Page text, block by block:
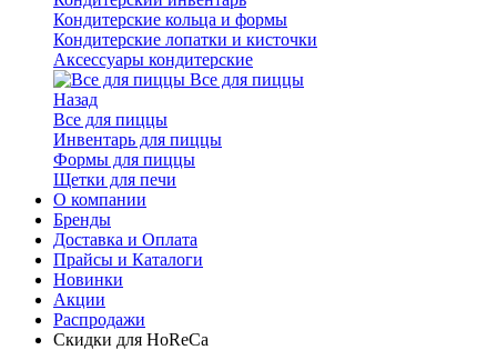
Кондитерские кольца и формы
Кондитерские лопатки и кисточки
Аксессуары кондитерские
Все для пиццы
Назад
Все для пиццы
Инвентарь для пиццы
Формы для пиццы
Щетки для печи
О компании
Бренды
Доставка и Оплата
Прайсы и Каталоги
Новинки
Акции
Распродажи
Скидки для HoReCa